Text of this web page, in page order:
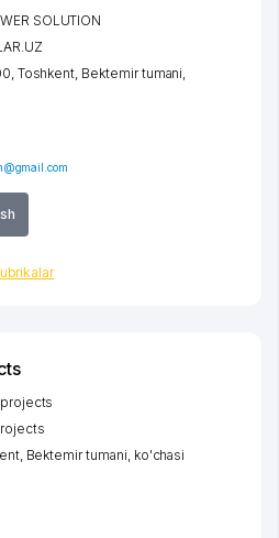
SOLUTION
Toshkent, Bektemir tumani,
, Bektemir tumani ko'chasi